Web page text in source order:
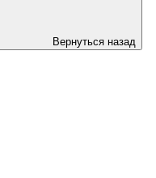
Вернуться назад